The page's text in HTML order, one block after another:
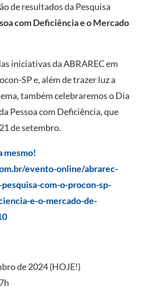
de resultados da Pesquisa
com Deficiência e o Mercado
iniciativas da ABRAREC em
SP e, além de trazer luz a
também celebraremos o Dia
Pessoa com Deficiência, que
de setembro.
mesmo!
evento-online/abrarec-
com-o-procon-sp-
e-o-mercado-de-
de 2024 (HOJE!)